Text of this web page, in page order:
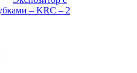
– KRC – 2